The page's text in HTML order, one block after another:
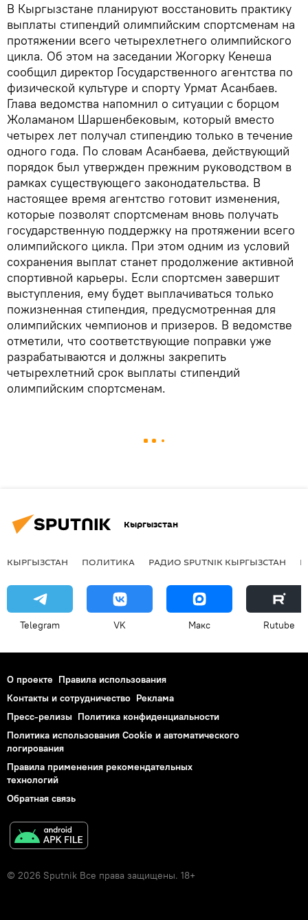
В Кыргызстане планируют восстановить практику
выплаты стипендий олимпийским спортсменам на
протяжении всего четырехлетнего олимпийского
цикла. Об этом на заседании Жогорку Кенеша
сообщил директор Государственного агентства по
физической культуре и спорту Урмат Асанбаев.
Глава ведомства напомнил о ситуации с борцом
Жоламаном Шаршенбековым, который вместо
четырех лет получал стипендию только в течение
одного года. По словам Асанбаева, действующий
порядок был утвержден прежним руководством в
рамках существующего законодательства. В
настоящее время агентство готовит изменения,
которые позволят спортсменам вновь получать
государственную поддержку на протяжении всего
олимпийского цикла. При этом одним из условий
сохранения выплат станет продолжение активной
спортивной карьеры. Если спортсмен завершит
выступления, ему будет выплачиваться только
пожизненная стипендия, предусмотренная для
олимпийских чемпионов и призеров. В ведомстве
отметили, что соответствующие поправки уже
разрабатываются и должны закрепить
четырехлетний срок выплаты стипендий
олимпийским спортсменам.
Кыргызстан
КЫРГЫЗСТАН ПОЛИТИКА РАДИО SPUTNIK КЫРГЫЗСТАН
Telegram VK Макс Rutube
О проекте Правила использования
Контакты и сотрудничество Реклама
Пресс-релизы Политика конфиденциальности
Политика использования Cookie и автоматического
логирования
Правила применения рекомендательных
технологий
Обратная связь
© 2026 Sputnik Все права защищены. 18+